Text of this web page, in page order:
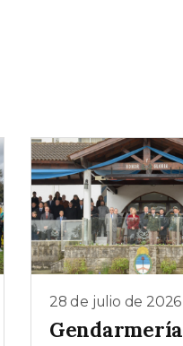
28 de julio de 2026
Gendarmería